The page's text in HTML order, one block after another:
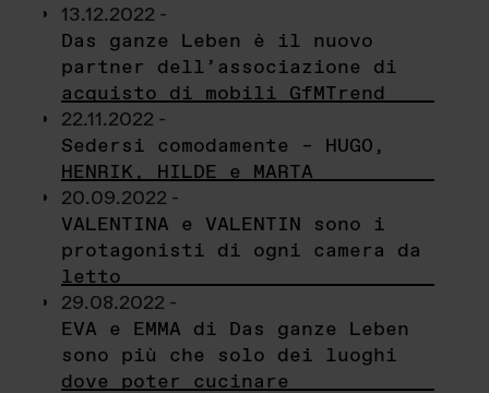
13.12.2022 -
Das ganze Leben è il nuovo
partner dell’associazione di
acquisto di mobili GfMTrend
22.11.2022 -
Sedersi comodamente – HUGO,
HENRIK, HILDE e MARTA
20.09.2022 -
VALENTINA e VALENTIN sono i
protagonisti di ogni camera da
letto
29.08.2022 -
EVA e EMMA di Das ganze Leben
sono più che solo dei luoghi
dove poter cucinare